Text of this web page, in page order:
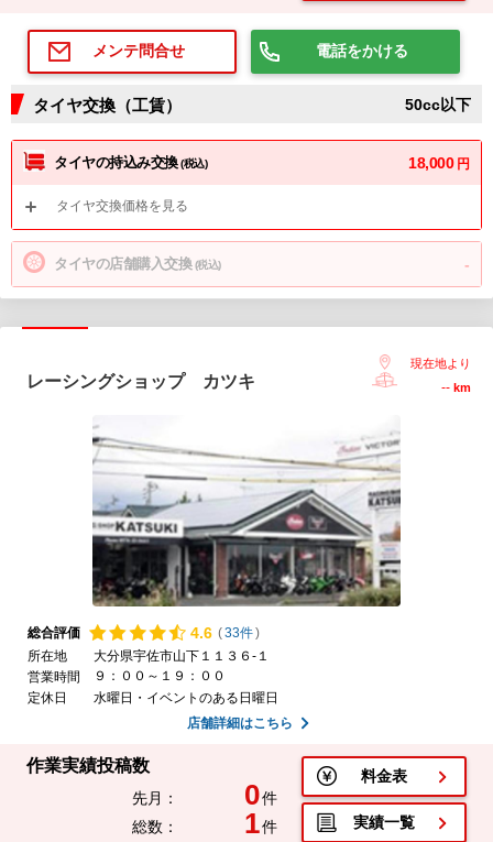
メンテ問合せ 電話をかける
タイヤ交換（工賃） 50cc以下
タイヤの持込み交換(税込) 18,000 円
タイヤ交換価格を見る
タイヤの店舗購入交換(税込) -
レーシングショップ カツキ
現在地より
-- km
総合評価 4.6 (33件)
所在地
大分県宇佐市山下１１３６-１
営業時間
９：００～１９：００
定休日
水曜日・イベントのある日曜日
店舗詳細はこちら
作業実績投稿数
先月： 0件
総数：
1件
料金表
実績一覧